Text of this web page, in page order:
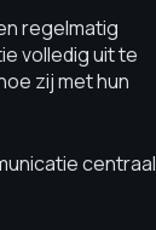
regelmatig
volledig uit te
zij met hun
centraal